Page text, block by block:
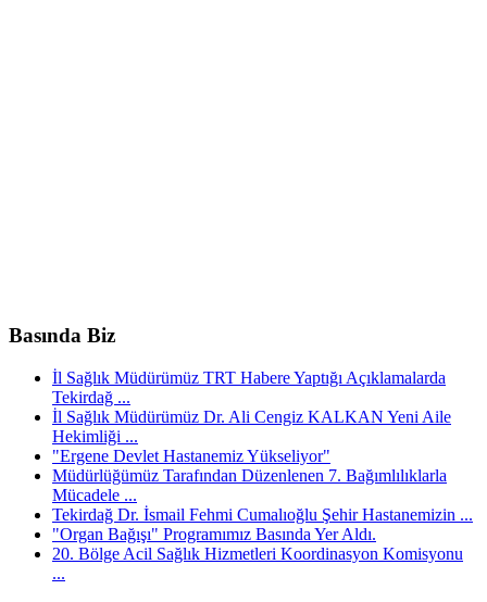
Basında Biz
İl Sağlık Müdürümüz TRT Habere Yaptığı Açıklamalarda
Tekirdağ ...
İl Sağlık Müdürümüz Dr. Ali Cengiz KALKAN Yeni Aile
Hekimliği ...
"Ergene Devlet Hastanemiz Yükseliyor"
Müdürlüğümüz Tarafından Düzenlenen 7. Bağımlılıklarla
Mücadele ...
Tekirdağ Dr. İsmail Fehmi Cumalıoğlu Şehir Hastanemizin ...
"Organ Bağışı" Programımız Basında Yer Aldı.
20. Bölge Acil Sağlık Hizmetleri Koordinasyon Komisyonu
...